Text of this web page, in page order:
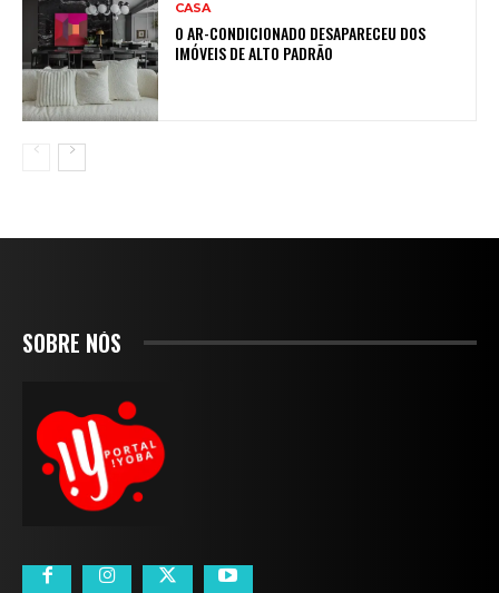
CASA
O AR-CONDICIONADO DESAPARECEU DOS
IMÓVEIS DE ALTO PADRÃO
SOBRE NÓS